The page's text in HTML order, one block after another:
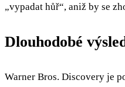
„vypadat hůř“, aniž by se
Dlouhodobé
Warner Bros. Discovery je